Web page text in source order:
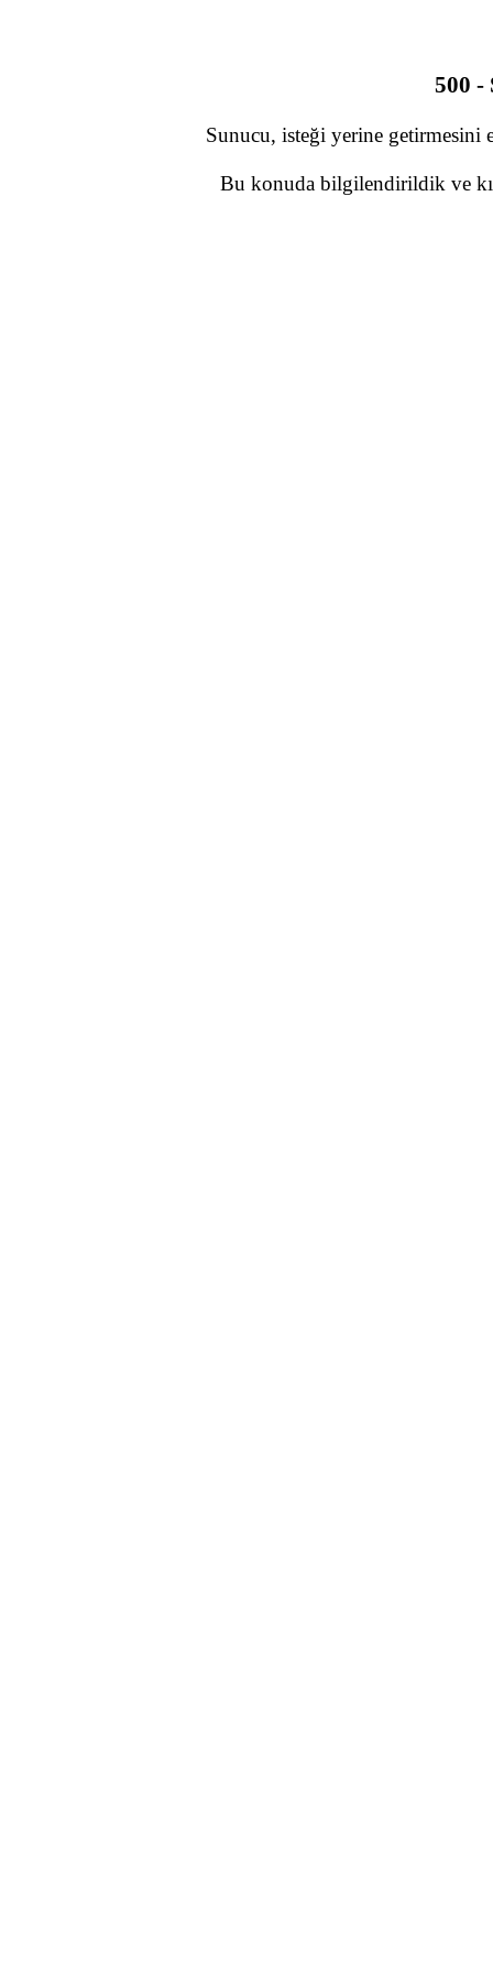
500 -
Sunucu, isteği yerine getirmesini
Bu konuda bilgilendirildik ve